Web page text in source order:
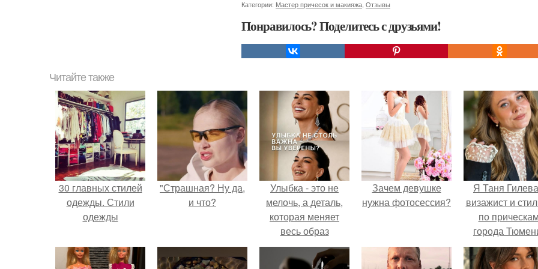
Категории: Мастер причесок и макияжа Отзывы
Понравилось? Поделитесь с друзьями!
Читайте также
30 главных стилей
одежды. Стили
одежды
"Страшная? Ну да,
и что?
Улыбка - это не
мелочь, а деталь,
которая меняет
весь образ
человека.
Зачем девушке
нужна фотосессия?
Я Таня
визажист и
по
города